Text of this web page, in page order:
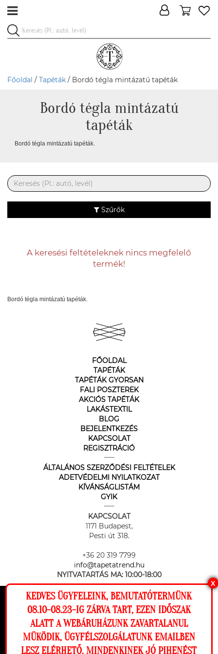
Ez a weboldal cookie-kat használ, hogy a
lehető legjobb élményt nyújtsa honlapunkon.
Beállítások
Főoldal / Tapéták / Bordó tégla mintázatú tapéták
Bordó tégla mintázatú
tapéták
Bordó tégla mintázatú tapéták.
Szűrők
A keresési feltételeknek nincs megfelelő
termék!
Bordó tégla mintázatú tapéták.
FŐOLDAL
TAPÉTÁK
TAPÉTÁK GYORSAN
FALI POSZTEREK
AKCIÓS TAPÉTÁK
LAKÁSTEXTIL
BLOG
BEJELENTKEZÉS
KAPCSOLAT
REGISZTRÁCIÓ
ÁLTALÁNOS SZERZŐDÉSI FELTÉTELEK
ADETVÉDELMI NYILATKOZAT
KÍVÁNSÁGLISTÁM
GYIK
KAPCSOLAT
1171 Budapest,
Pesti út 318.
+36 20 319 7799
info@tapetatrend.hu
NYITVATARTÁS MA: 10:00-18:00
Az online fizetést a Barion Payment Zrt. biztosítja, MNB engedély
száma: H-EN-I-1064/2013
X
KEDVES ÜGYFELEINK, BEMUTATÓTERMÜNK
08.10-08.23-IG ZÁRVA TART, EZEN IDŐSZAK
ALATT A WEBÁRUHÁZUNK ZAVARTALANUL
MÜKÖDIK, ÜGYFÉLSZOLGÁLATUNK EMAILBEN
LESZ ELÉRHETŐ. MINDENKINEK JÓ PIHENÉST